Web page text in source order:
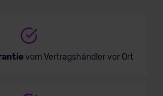
vom Vertragshändler vor Ort